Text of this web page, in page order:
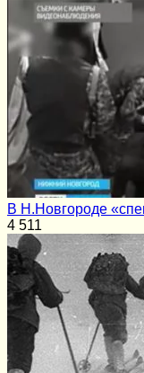
В Н.Новгороде
4 511